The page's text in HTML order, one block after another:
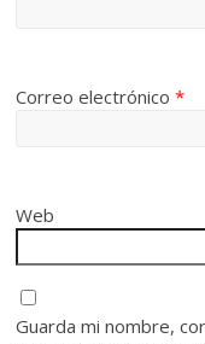
Correo electrónico*
Web
Guarda mi nombre,